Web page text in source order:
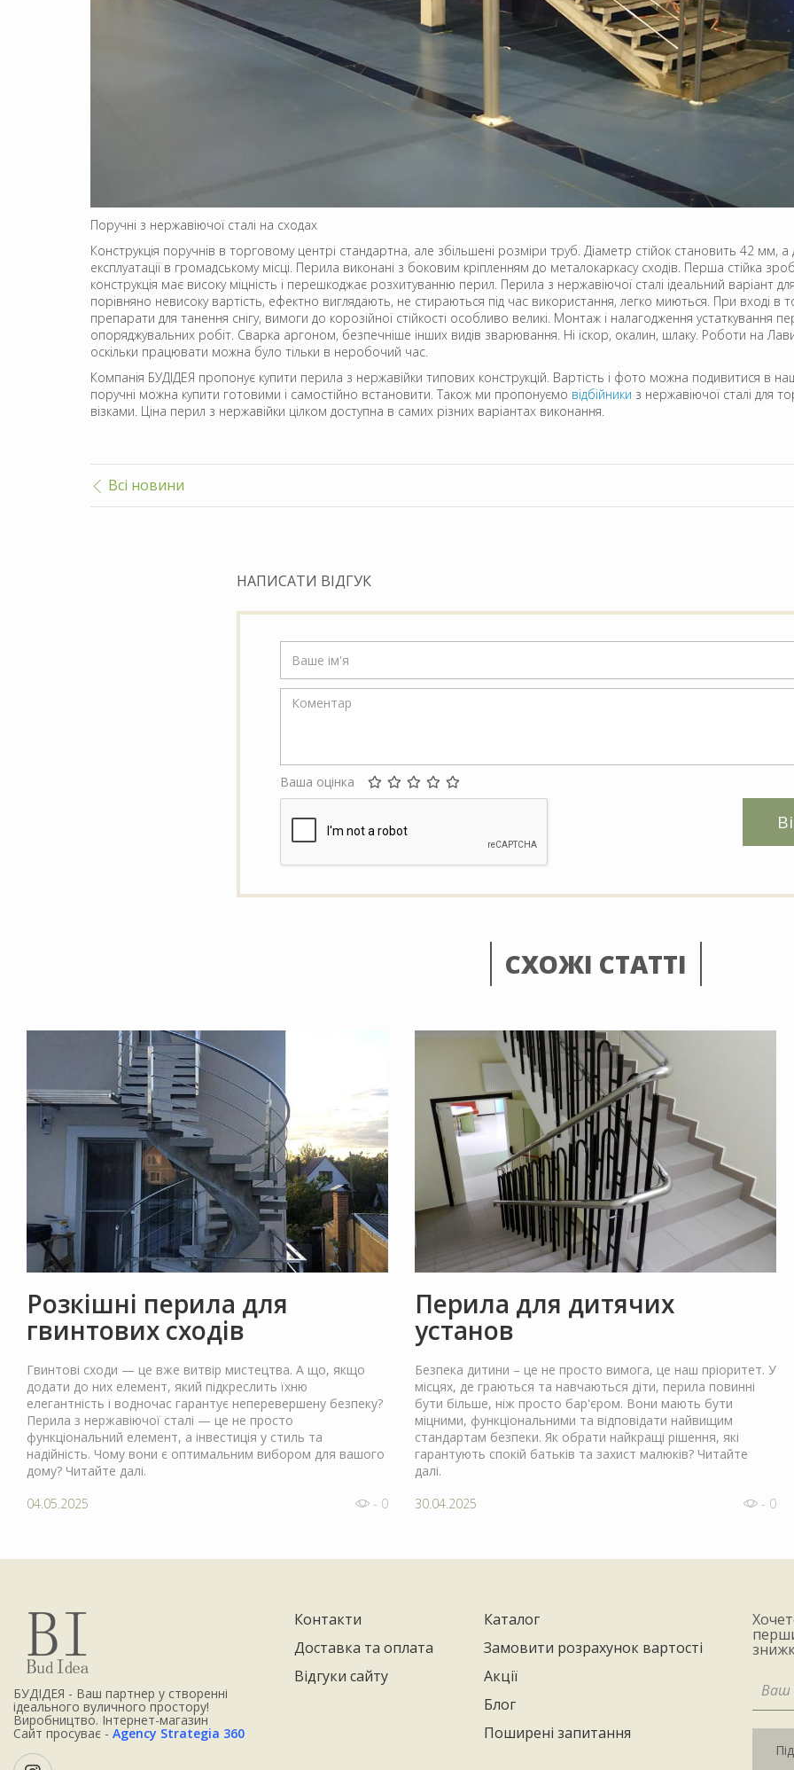
Поручні з нержавіючої сталі на сходах
Конструкція поручнів в торговому центрі стандартна, але збільшені розміри труб. Діаметр стійок становить 42
експлуатації в громадському місці. Перила виконані з боковим кріпленням до металокаркасу сходів. Перша стійка
конструкція має високу міцність і перешкоджає розхитуванню перил. Перила з нержавіючої сталі ідеальний варіант
порівняно невисоку вартість, ефектно виглядають, не стираються під час використання, легко миються. При вході в
препарати для танення снігу, вимоги до корозійної стійкості особливо великі. Монтаж і налагодження
опоряджувальних робіт. Сварка аргоном, безпечніше інших видів зварювання. Ні іскор, окалин, шлаку. Роботи на
оскільки працювати можна було тільки в неробочий час.
Компанія БУДІДЕЯ пропонує купити перила з нержавійки типових конструкцій. Вартість і фото можна подивитися в
поручні можна купити готовими і самостійно встановити. Також ми пропонуємо відбійники з нержавіючої сталі для
візками. Ціна перил з нержавійки цілком доступна в самих різних варіантах виконання.
Всі новини
НАПИСАТИ ВІДГУК
Ваша оцінка
СХОЖІ СТАТТІ
Розкішні перила для
гвинтових сходів
Гвинтові сходи — це вже витвір мистецтва. А що, якщо
додати до них елемент, який підкреслить їхню
елегантність і водночас гарантує неперевершену безпеку?
Перила з нержавіючої сталі — це не просто
функціональний елемент, а інвестиція у стиль та
надійність. Чому вони є оптимальним вибором для вашого
дому? Читайте далі.
04.05.2025
- 0
Перила для дитячих
установ
Безпека дитини – це не просто вимога, це наш пріоритет. У
місцях, де граються та навчаються діти, перила повинні
бути більше, ніж просто бар'єром. Вони мають бути
міцними, функціональними та відповідати найвищим
стандартам безпеки. Як обрати найкращі рішення, які
гарантують спокій батьків та захист малюків? Читайте
далі.
30.04.2025
- 0
БУДІДЕЯ - Ваш партнер у створенні
ідеального вуличного простору!
Виробництво. Інтернет-магазин
Сайт просуває - Agency Strategia 360
Контакти
Доставка та оплата
Відгуки сайту
Каталог
Замовити розрахунок вартості
Акції
Блог
Поширені запитання